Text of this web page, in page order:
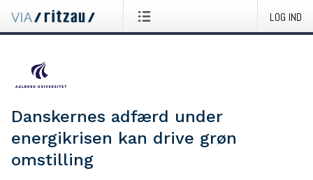
LOG IND
Danskernes adfærd under
energikrisen kan drive grøn
omstilling